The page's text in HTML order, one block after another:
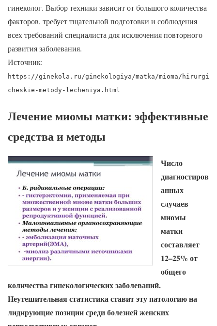
гинеколог. Выбор техники зависит от большого количества
факторов, требует тщательной подготовки и соблюдения
всех требований специалиста для исключения повторного
развития заболевания.
Источник:
https://ginekola.ru/ginekologiya/matka/mioma/hirurgi
cheskie-metody-lecheniya.html
Лечение миомы матки: эффективные
средства и методы
Число
диагностиров
анных
случаев
миомы
матки
составляет
12–25% от
общего
количества гинекологических заболеваний.
Неутешительная статистика ставит эту патологию на
лидирующие позиции среди болезней женских